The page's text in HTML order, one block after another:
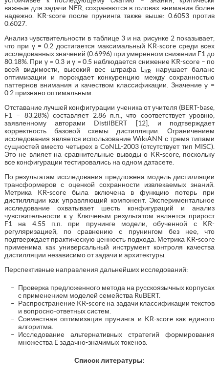
важные для задачи NER, сохраняются в головах внимания более
надежно. KR-score после прунинга также выше: 0.6053 против
0.6027.
Анализ чувствительности в таблице 3 и на рисунке 2 показывает,
что при γ = 0.2 достигается максимальный KR-score среди всех
исследованных значений (0.6996) при умеренном снижении F1 до
80.18%. При γ = 0.3 и γ = 0.5 наблюдается снижение KR-score – по
всей видимости, высокий вес штрафа LKR
нарушает баланс
оптимизации и порождает конкуренцию между сохранностью
паттернов внимания и качеством классификации. Значение γ =
0.2 признано оптимальным.
Отставание лучшей конфигурации ученика от учителя (BERT-base,
F1 = 83.28%) составляет 2.86 п.п., что соответствует уровню,
заявленному авторами DistilBERT [12], и подтверждает
корректность базовой схемы дистилляции. Ограничением
исследования является использование WikiANN с тремя типами
сущностей вместо четырех в CoNLL-2003 (отсутствует тип MISC).
Это не влияет на сравнительные выводы о KR-score, поскольку
все конфигурации тестировались на одном датасете.
По результатам исследования предложена модель дистилляции
трансформеров с оценкой сохранности извлекаемых знаний.
Метрика KR-score была включена в функцию потерь при
дистилляции как управляющий компонент. Экспериментальное
исследование охватывает шесть конфигураций и анализ
чувствительности к γ. Ключевым результатом является прирост
F1 на 4.55 п.п. при прунинге модели, обученной с KR-
регуляризацией, по сравнению с прунингом без нее, что
подтверждает практическую ценность подхода. Метрика KR-score
применима как универсальный инструмент контроля качества
дистилляции независимо от задачи и архитектуры.
Перспективные направления дальнейших исследований:
Проверка предложенного метода на русскоязычных корпусах
с применением моделей семейства RuBERT.
Распространение KR-score на задачи классификации текстов
и вопросно-ответных систем.
Совместная оптимизация прунинга и KR-score как единого
алгоритма.
Исследование альтернативных стратегий формирования
множества E задачно-значимых токенов.
Список литературы: